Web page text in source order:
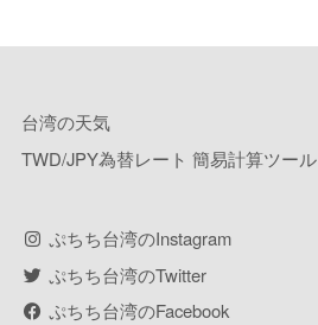
台湾の天気
TWD/JPY為替レート 簡易計算ツール
ぷちち台湾のInstagram
ぷちち台湾のTwitter
ぷちち台湾のFacebook